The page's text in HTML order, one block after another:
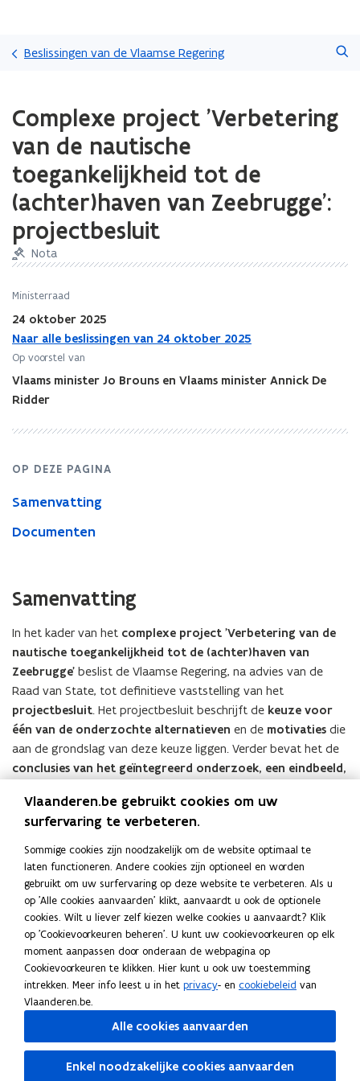
en
naar
gaan
Beslissingen van de Vlaamse Regering
met
laden.
zich
op:
Complexe
project
'Verbetering
van
nautische
toegankelijkheid
tot
de
(achter)haven
van
Zeebrugge':
Complexe project 'Verbetering
van de nautische
toegankelijkheid tot de
(achter)haven van Zeebrugge':
projectbesluit
Nota
Ministerraad
24 oktober 2025
Naar alle beslissingen van 24 oktober 2025
Op voorstel van
Vlaams minister Jo Brouns en Vlaams minister Annick De
Ridder
OP DEZE PAGINA
Samenvatting
Documenten
Samenvatting
In het kader van het complexe project 'Verbetering van de
nautische toegankelijkheid tot de (achter)haven van
Zeebrugge' beslist de Vlaamse Regering, na advies van de
Raad van State, tot definitieve vaststelling van het
projectbesluit. Het projectbesluit beschrijft de keuze voor
één van de onderzochte alternatieven en de motivaties die
aan de grondslag van deze keuze liggen. Verder bevat het de
conclusies van het geïntegreerd onderzoek, een eindbeeld,
het projectbesluit wordt rekening gehouden met de adviezen
die werden afgeleverd bij het voorontwerp van projectbesluit
en met de bezwaren en de inspraakreacties die werden
ontvangen tijdens het openbaar onderzoek. Het omvat ook
eenaantal milderende maatregelen.
Documenten
R
2
0
2
5
4
VR 2025 2410 DOC.0979-2 Project besluit
nautische toegankelijkheid haven van
Zeebrugge - BVR
V
R
2
0
2
5
4
PDF • 236,3KB
V
0
VR 2025 2410 DOC.0979-7 Project besluit
nautische toegankelijkheid haven van
V
0
PDF • 232,8KB
Vlaanderen.be gebruikt cookies om uw
surfervaring te verbeteren.
Sommige cookies zijn noodzakelijk om de website optimaal te
laten functioneren. Andere cookies zijn optioneel en worden
gebruikt om uw surfervaring op deze website te verbeteren. Als u
op 'Alle cookies aanvaarden' klikt, aanvaardt u ook de optionele
cookies. Wilt u liever zelf kiezen welke cookies u aanvaardt? Klik
op 'Cookievoorkeuren beheren'. U kunt uw cookievoorkeuren op elk
moment aanpassen door onderaan de webpagina op
Cookievoorkeuren te klikken. Hier kunt u ook uw toestemming
intrekken. Meer info leest u in het privacy- en cookiebeleid van
Vlaanderen.be.
Alle cookies aanvaarden
Enkel noodzakelijke cookies aanvaarden